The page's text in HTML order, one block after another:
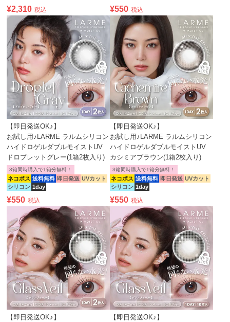
¥2,310 税込 ¥550 税込
【即日発送OK♪】
お試し用♪LARME ラルムシリコン
ハイドロゲルダブルモイストUV
ドロプレットグレー(1箱2枚入り)
ネコポス 送料無料 即日発送 UVカット
シリコン 1day
3箱同時購入で1箱分無料！
¥550 税込
【即日発送OK♪】
お試し用♪LARME ラルムシリコン
ハイドロゲルダブルモイストUV
カシミアブラウン(1箱2枚入り)
ネコポス 送料無料 即日発送 UVカット
シリコン 1day
3箱同時購入で1箱分無料！
¥550 税込
【即日発送OK♪】
【即日発送OK♪】